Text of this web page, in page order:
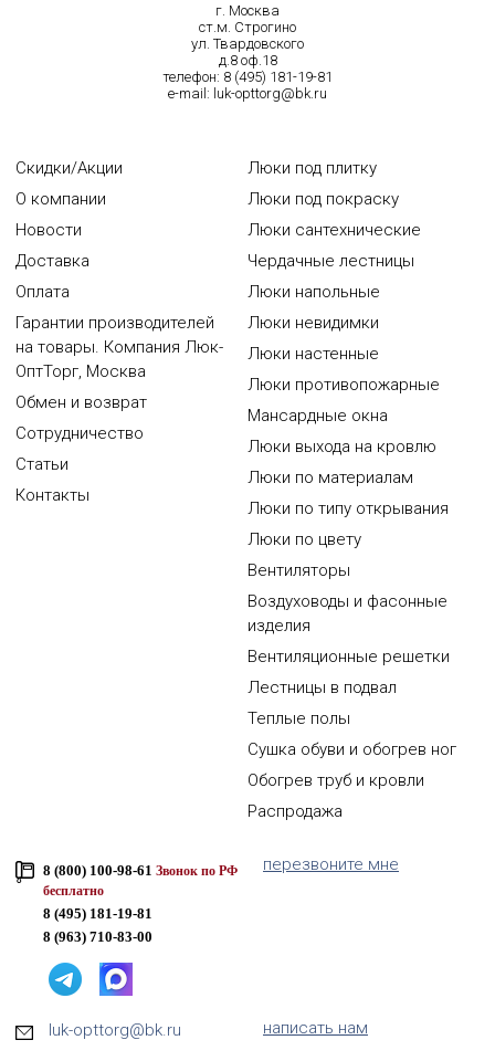
г. Москва
ст.м. Строгино
ул. Твардовского
д.8 оф.18
телефон: 8 (495) 181-19-81
e-mail: luk-opttorg@bk.ru
Скидки/Акции
О компании
Новости
Доставка
Оплата
Гарантии производителей
на товары. Компания Люк-
ОптТорг, Москва
Обмен и возврат
Сотрудничество
Статьи
Контакты
Люки под плитку
Люки под покраску
Люки сантехнические
Чердачные лестницы
Люки напольные
Люки невидимки
Люки настенные
Люки противопожарные
Мансардные окна
Люки выхода на кровлю
Люки по материалам
Люки по типу открывания
Люки по цвету
Вентиляторы
Воздуховоды и фасонные
изделия
Вентиляционные решетки
Лестницы в подвал
Теплые полы
Сушка обуви и обогрев ног
Обогрев труб и кровли
Распродажа
8 (800) 100-98-61 Звонок по РФ
бесплатно
8 (495) 181-19-81
8 (963) 710-83-00
перезвоните мне
luk-opttorg@bk.ru написать нам